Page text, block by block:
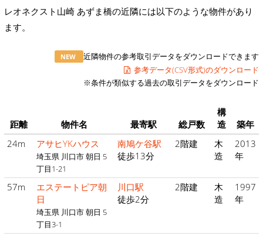
レオネクスト山崎 あずま橋の近隣には以下のような物件があり
ます。
NEW
近隣物件の参考取引データをダウンロードできます
参考データ(CSV形式)のダウンロード
※条件が類似する過去の取引データをダウンロード
距離 物件名 最寄駅 総戸数
構
造
築年
24m
アサヒYKハウス
埼玉県 川口市 朝日 5
丁目1-21
南鳩ケ谷駅
徒歩13分
2階建
木
造
2013
年
57m
エステートピア朝
日
埼玉県 川口市 朝日 5
丁目3-1
川口駅
徒歩2分
2階建
木
造
1997
年